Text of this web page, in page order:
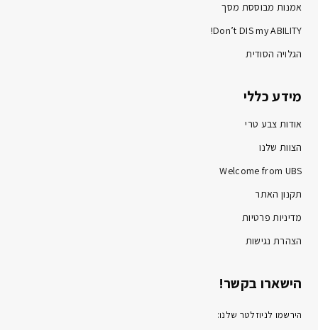
אמנות מבוססת מסך
Don’t DIS my ABILITY!
הגלויה הסודית
מידע כללי
אודות צבע טרי
הצוות שלנו
Welcome from UBS
תקנון האתר
מדיניות פרטיות
הצהרת נגישות
הישארו בקשר!
הירשמו לניוזלטר שלנו: